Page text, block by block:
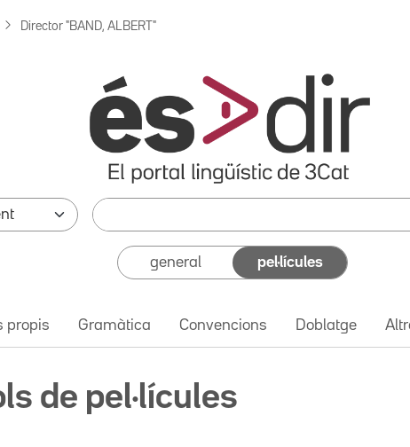
Director "BAND, ALBERT"
general pel·lícules
propis Gramàtica Convencions Doblatge
de pel·lícules